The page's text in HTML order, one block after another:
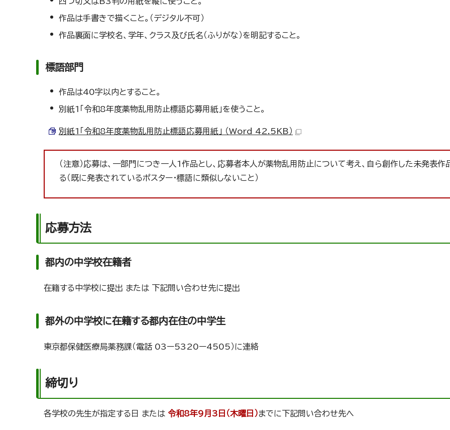
作品は手書きで描くこと。（デジタル不可）
作品裏面に学校名、学年、クラス及び氏名（ふりがな）を明記すること。
標語部門
作品は40字以内とすること。
別紙1「令和8年度薬物乱用防止標語応募用紙」を使うこと。
別紙1「令和8年度薬物乱用防止標語応募用紙」 （Word 42.5KB）
（注意）応募は、一部門につき一人1作品とし、応募者本人が薬物乱用防止について考え、自ら創作した未発表作
る（既に発表されているポスター・標語に類似しないこと）
応募方法
都内の中学校在籍者
在籍する中学校に提出 または 下記問い合わせ先に提出
都外の中学校に在籍する都内在住の中学生
東京都保健医療局薬務課（電話 03ー5320ー4505）に連絡
締切り
各学校の先生が指定する日 または 令和8年9月3日（木曜日）までに下記問い合わせ先へ